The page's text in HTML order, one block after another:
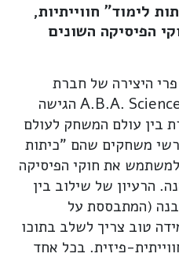
לימוד" חווייתיות,
הפיסיקה השונים
היצירה של חברת
"גיזמו הנדסה" עבור A.B.A. Science Play הגישה
בין עולם המשחק לעולם
משחקים שהם "כיתות
למשתמש את חוקי הפיסיקה
הרעיון של שילוב בין
(המתבססת על
טוב צריך לשלב בתוכו
פיזית. בכל אחד